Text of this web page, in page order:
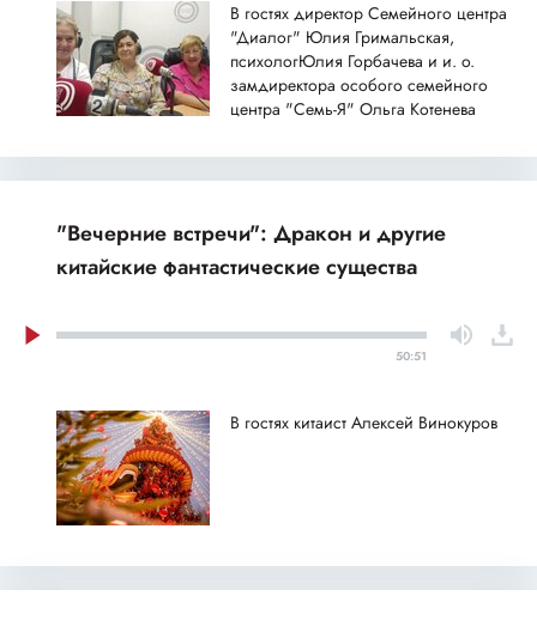
В гостях директор Семейного центра
"Диалог" Юлия Гримальская,
психологЮлия Горбачева и и. о.
замдиректора особого семейного
центра "Семь-Я" Ольга Котенева
"Вечерние встречи": Дракон и другие
китайские фантастические существа
50:51
В гостях китаист Алексей Винокуров